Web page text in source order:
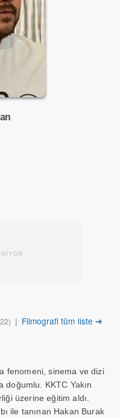
| Filmografi tüm liste ➔
fenomeni, sinema ve dizi
doğumlu. KKTC Yakın
üzerine eğitim aldı.
ile tanınan Hakan Burak